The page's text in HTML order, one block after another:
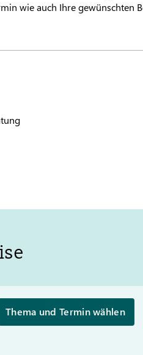
wie auch Ihre gewünschten
Thema und Termin wählen